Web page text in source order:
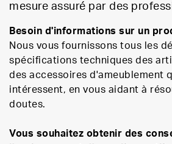
mesure assuré par des
Besoin d'informations sur un
Nous vous fournissons tous les
spécifications techniques des
des accessoires d'ameublement
intéressent, en vous aidant à
doutes.
Vous souhaitez obtenir des